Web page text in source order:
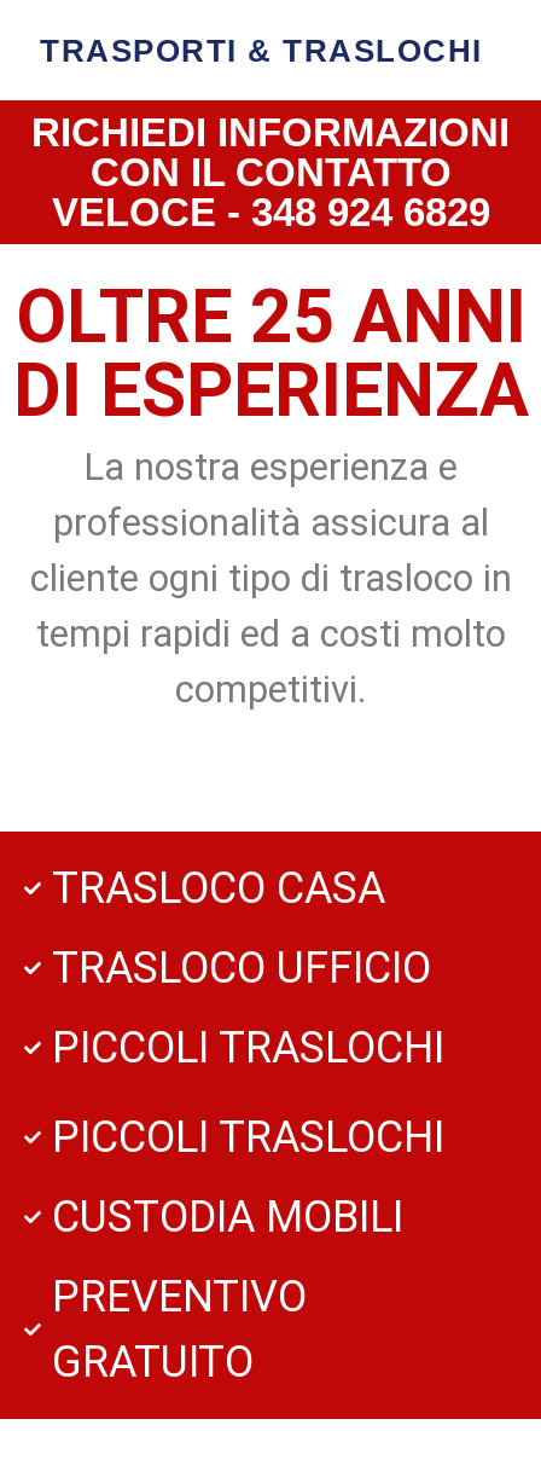
TRASPORTI & TRASLOCHI
RICHIEDI INFORMAZIONI
CON IL CONTATTO
VELOCE - 348 924 6829
OLTRE 25 ANNI
DI ESPERIENZA
La nostra esperienza e
professionalità assicura al
cliente ogni tipo di trasloco in
tempi rapidi ed a costi molto
competitivi.
TRASLOCO CASA
TRASLOCO UFFICIO
PICCOLI TRASLOCHI
PICCOLI TRASLOCHI
CUSTODIA MOBILI
PREVENTIVO
GRATUITO